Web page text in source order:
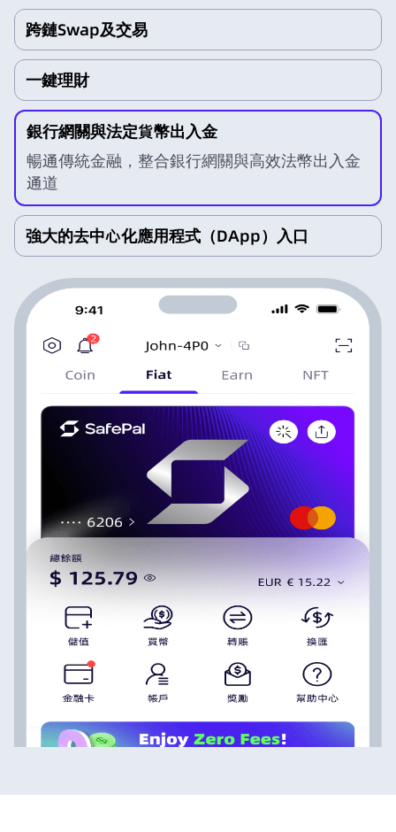
跨鏈Swap及交易
一鍵理財
銀行網關與法定貨幣出入金
暢通傳統金融，整合銀行網關與高效法幣出入金
通道
強大的去中心化應用程式（DApp）入口